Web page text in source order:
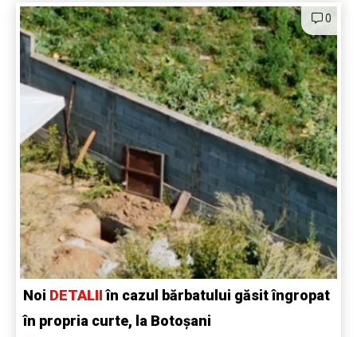
0
Noi DETALIIîn cazul bărbatului găsit îngropat
în propria curte, la Botoșani